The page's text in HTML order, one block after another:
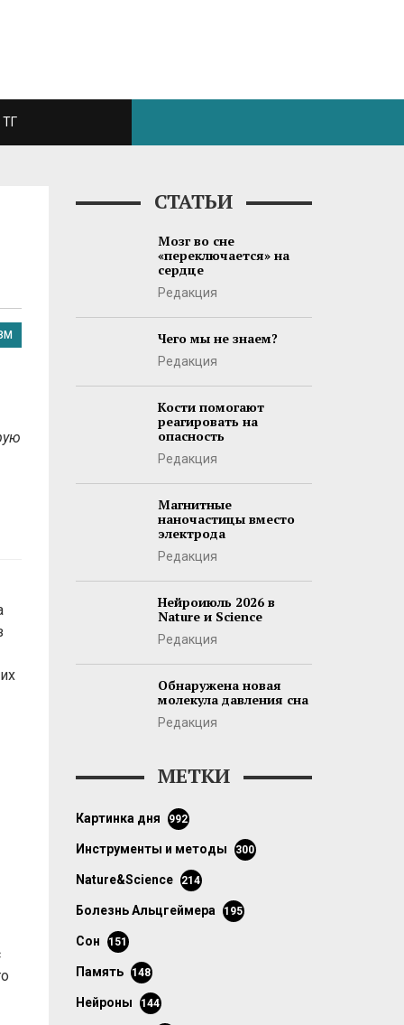
ТГ
СТАТЬИ
Мозг во сне
«переключается» на
сердце
Редакция
Чего мы не знаем?
Редакция
Кости помогают
реагировать на
опасность
Редакция
Магнитные
наночастицы вместо
электрода
Редакция
Нейроиюль 2026 в
Nature и Science
Редакция
Обнаружена новая
молекула давления сна
Редакция
МЕТКИ
картинка дня 992
инструменты и методы 300
Nature&Science 214
болезнь Альцгеймера 195
сон 151
память 148
нейроны 144